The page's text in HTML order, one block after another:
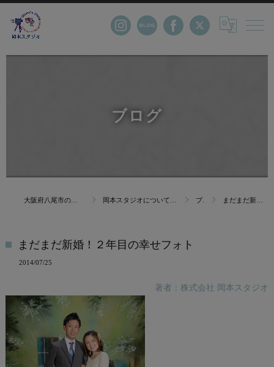
ブログ
大阪府八尾市の写真館・株式会社岡本スタジオ 岡本スタジオについて｜創業123年 大阪府八尾市の写真館 ブログ まだまだ新婚！２年目の幸せフォト
まだまだ新婚！２年目の幸せフォト
2014/07/25
著者：株式会社 岡本スタジオ